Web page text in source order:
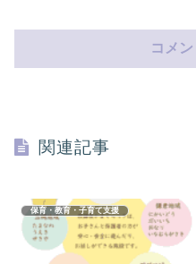
関連記事
保育・教育・子育て支援